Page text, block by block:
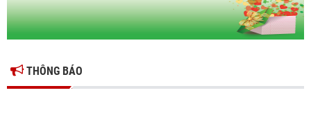
THÔNG BÁO